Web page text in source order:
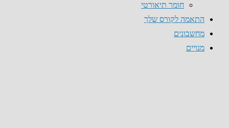
חומר תיאורטי
התאמה לקורס שלך
מחשבונים
מנויים